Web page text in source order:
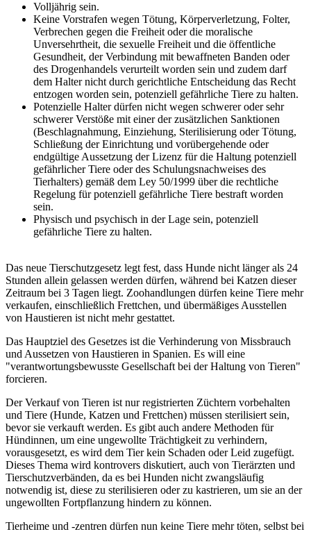
Volljährig sein.
Keine Vorstrafen wegen Tötung, Körperverletzung, Folter,
Verbrechen gegen die Freiheit oder die moralische
Unversehrtheit, die sexuelle Freiheit und die öffentliche
Gesundheit, der Verbindung mit bewaffneten Banden oder
des Drogenhandels verurteilt worden sein und zudem darf
dem Halter nicht durch gerichtliche Entscheidung das Recht
entzogen worden sein, potenziell gefährliche Tiere zu halten.
Potenzielle Halter dürfen nicht wegen schwerer oder sehr
schwerer Verstöße mit einer der zusätzlichen Sanktionen
(Beschlagnahmung, Einziehung, Sterilisierung oder Tötung,
Schließung der Einrichtung und vorübergehende oder
endgültige Aussetzung der Lizenz für die Haltung potenziell
gefährlicher Tiere oder des Schulungsnachweises des
Tierhalters) gemäß dem Ley 50/1999 über die rechtliche
Regelung für potenziell gefährliche Tiere bestraft worden
sein.
Physisch und psychisch in der Lage sein, potenziell
gefährliche Tiere zu halten.
Das neue Tierschutzgesetz legt fest, dass Hunde nicht länger als 24
Stunden allein gelassen werden dürfen, während bei Katzen dieser
Zeitraum bei 3 Tagen liegt. Zoohandlungen dürfen keine Tiere mehr
verkaufen, einschließlich Frettchen, und übermäßiges Ausstellen
von Haustieren ist nicht mehr gestattet.
Das Hauptziel des Gesetzes ist die Verhinderung von Missbrauch
und Aussetzen von Haustieren in Spanien. Es will eine
"verantwortungsbewusste Gesellschaft bei der Haltung von Tieren"
forcieren.
Der Verkauf von Tieren ist nur registrierten Züchtern vorbehalten
und Tiere (Hunde, Katzen und Frettchen) müssen sterilisiert sein,
bevor sie verkauft werden. Es gibt auch andere Methoden für
Hündinnen, um eine ungewollte Trächtigkeit zu verhindern,
vorausgesetzt, es wird dem Tier kein Schaden oder Leid zugefügt.
Dieses Thema wird kontrovers diskutiert, auch von Tierärzten und
Tierschutzverbänden, da es bei Hunden nicht zwangsläufig
notwendig ist, diese zu sterilisieren oder zu kastrieren, um sie an der
ungewollten Fortpflanzung hindern zu können.
Tierheime und -zentren dürfen nun keine Tiere mehr töten, selbst bei